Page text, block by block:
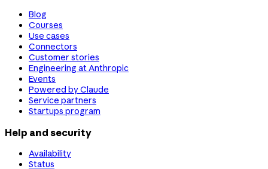
Blog
Courses
Use cases
Connectors
Customer stories
Engineering at Anthropic
Events
Powered by Claude
Service partners
Startups program
Help and security
Availability
Status